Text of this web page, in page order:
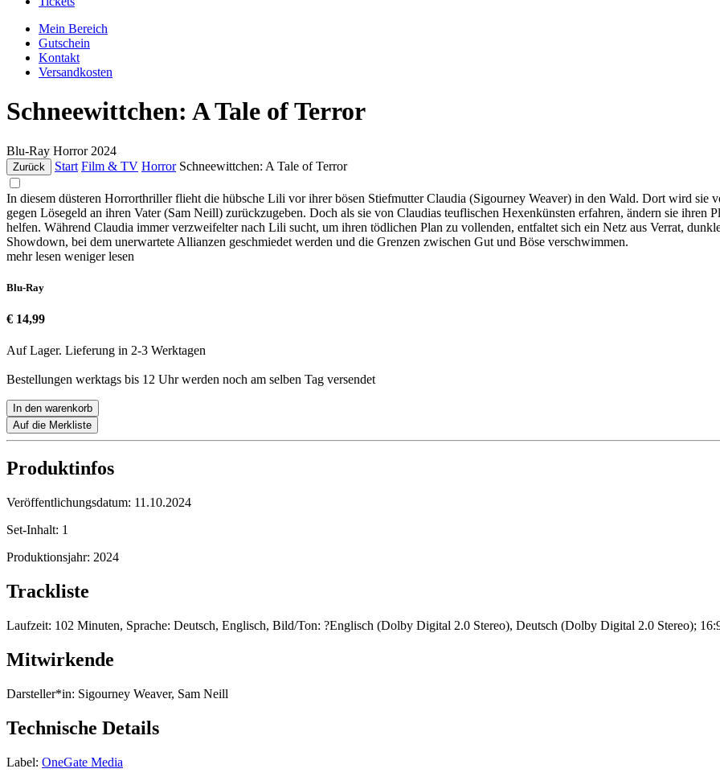
Mein Bereich
Gutschein
Kontakt
Versandkosten
Schneewittchen: A Tale of Terror
Blu-Ray Horror 2024
Zurück Start Film & TV Horror Schneewittchen: A Tale of Terror
In diesem düsteren Horrorthriller flieht die hübsche Lili vor ihrer bösen Stiefmutter Claudia (Sigourney Weaver) in den Wald. Dort wird sie
gegen Lösegeld an ihren Vater (Sam Neill) zurückzugeben. Doch als sie von Claudias teuflischen Hexenkünsten erfahren, ändern sie
helfen. Während Claudia immer verzweifelter nach Lili sucht, um ihren tödlichen Plan zu vollenden, entfaltet sich ein Netz aus Verrat,
Showdown, bei dem unerwartete Allianzen geschmiedet werden und die Grenzen zwischen Gut und Böse verschwimmen.
mehr lesen weniger lesen
Blu-Ray
€ 14,99
Auf Lager. Lieferung in 2-3 Werktagen
Bestellungen werktags bis 12 Uhr werden noch am selben Tag versendet
In den warenkorb
Auf die Merkliste
Produktinfos
Veröffentlichungsdatum: 11.10.2024
Set-Inhalt: 1
Produktionsjahr: 2024
Trackliste
Laufzeit: 102 Minuten, Sprache: Deutsch, Englisch, Bild/Ton: ?Englisch (Dolby Digital 2.0 Stereo), Deutsch (Dolby Digital 2.0 Stereo);
Mitwirkende
Darsteller*in: Sigourney Weaver, Sam Neill
Technische Details
Label: OneGate Media